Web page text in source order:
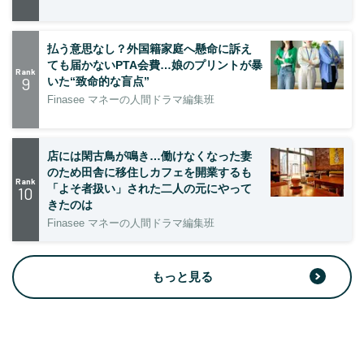
Rank
9
払う意思なし？外国籍家庭へ懸命に訴え
ても届かないPTA会費…娘のプリントが暴
いた“致命的な盲点”
Finasee マネーの人間ドラマ編集班
Rank
10
店には閑古鳥が鳴き…働けなくなった妻
のため田舎に移住しカフェを開業するも
「よそ者扱い」された二人の元にやって
きたのは
Finasee マネーの人間ドラマ編集班
もっと見る